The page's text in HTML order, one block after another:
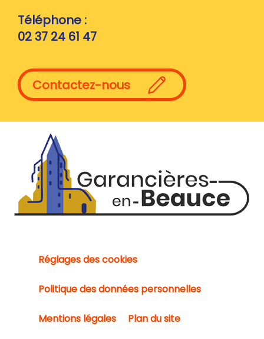
Téléphone :
02 37 24 61 47
Contactez-nous
Réglages des cookies
Politique des données personnelles
Mentions légales Plan du site